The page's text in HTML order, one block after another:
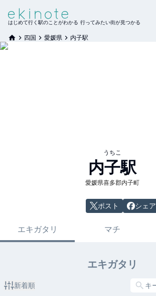
はじめて行く駅のことがわかる 行ってみたい街が見つかる
四国 愛媛県 内子駅
うちこ
内子駅
愛媛県喜多郡内子町
ポスト シェア
エキガタリ マチ
エキガタリ
新着順